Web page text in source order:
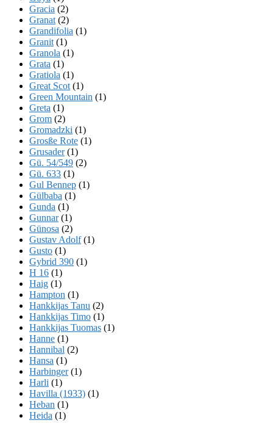
Gracia (2)
Granat (2)
Grandifolia (1)
Granit (1)
Granola (1)
Grata (1)
Gratiola (1)
Great Scot (1)
Green Mountain (1)
Greta (1)
Grom (2)
Gromadzki (1)
Grosße Rote (1)
Grusader(1)
Gü. 54/549 (2)
Gü. 633 (1)
Gul Bennep (1)
Gülbaba (1)
Gunda (1)
Gunnar(1)
Günosa (2)
Gustav Adolf(1)
Gusto (1)
Gybrid 390 (1)
H 16 (1)
Haig (1)
Hampton (1)
Hankkijas Tanu (2)
Hankkijas Timo (1)
Hankkijas Tuomas (1)
Hanne (1)
Hannibal (2)
Hansa (1)
Harbinger(1)
Harli (1)
Havilla (1933) (1)
Heban (1)
Heida (1)